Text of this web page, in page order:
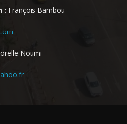
: François Bambou
Noumi